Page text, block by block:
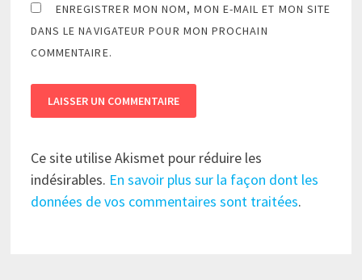
ENREGISTRER MON NOM, MON E-MAIL ET MON SITE
DANS LE NAVIGATEUR POUR MON PROCHAIN
COMMENTAIRE.
Ce site utilise Akismet pour réduire les
indésirables. En savoir plus sur la façon dont les
données de vos commentaires sont traitées.